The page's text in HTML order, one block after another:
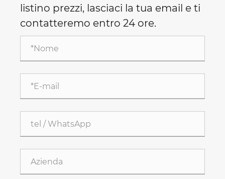
listino prezzi, lasciaci la tua email e ti
contatteremo entro 24 ore.